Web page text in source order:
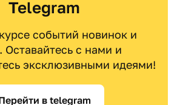
Telegram
событий новинок и
Оставайтесь с нами и
эксклюзивными идеями!
в telegram